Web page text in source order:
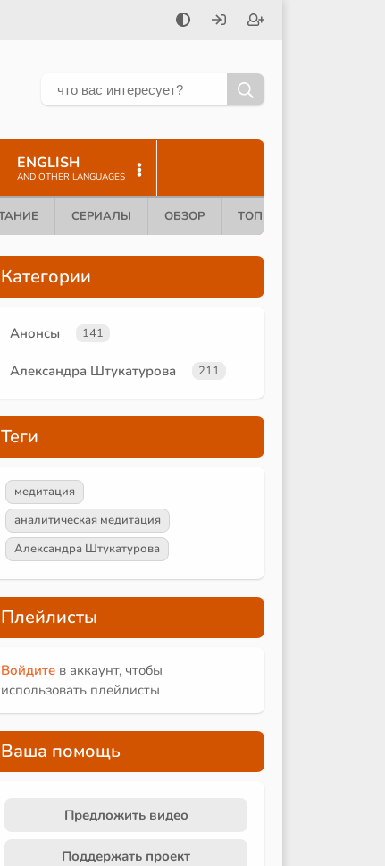
ENGLISH
AND OTHER LANGUAGES
СЕРИАЛЫ ОБЗОР ТОП 10
Категории
Анонсы 141
Александра Штукатурова 211
Теги
медитация
аналитическая медитация
Александра Штукатурова
Плейлисты
Войдите в аккаунт, чтобы
использовать плейлисты
Ваша помощь
Предложить видео
Поддержать проект